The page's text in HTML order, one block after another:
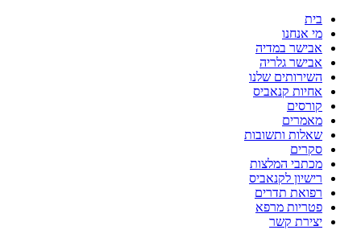
בית
מי אנחנו
אבישר במדיה
אבישר גלריה
השירותים שלנו
אחיות קנאביס
קורסים
מאמרים
שאלות ותשובות
סקרים
מכתבי המלצות
רישיון לקנאביס
רפואת תדרים
פטריות מרפא
יצירת קשר